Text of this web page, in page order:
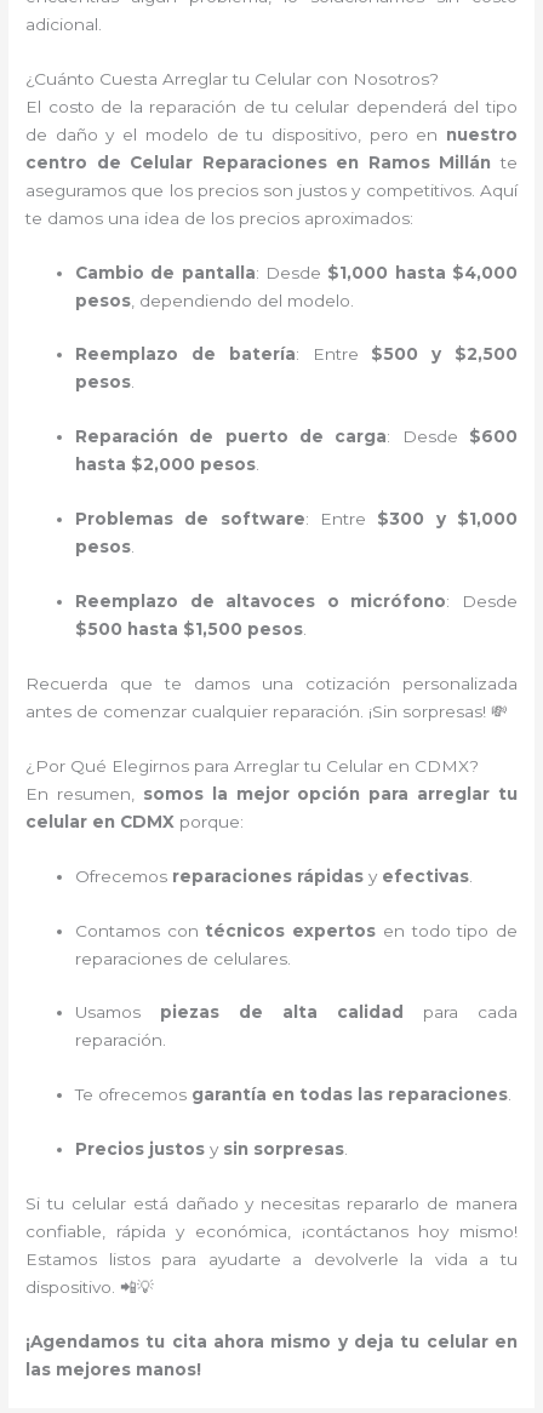
adicional.
¿Cuánto Cuesta Arreglar tu Celular con Nosotros?
El costo de la reparación de tu celular dependerá del tipo
de daño y el modelo de tu dispositivo, pero en nuestro
centro de Celular Reparaciones en Ramos Millán te
aseguramos que los precios son justos y competitivos. Aquí
te damos una idea de los precios aproximados:
Cambio de pantalla: Desde $1,000 hasta $4,000
pesos , dependiendo del modelo.
Reemplazo de batería: Entre $500 y $2,500
pesos.
Reparación de puerto de carga: Desde $600
hasta $2,000 pesos.
Problemas de software: Entre $300 y $1,000
pesos
Reemplazo de altavoces o micrófono: Desde
$500 hasta $1,500 pesos
Recuerda que te damos una cotización personalizada
antes de comenzar cualquier reparación. ¡Sin sorpresas! 💸
¿Por Qué Elegirnos para Arreglar tu Celular en CDMX?
En resumen, somos la mejor opción para arreglar tu
celular en CDMX porque:
Ofrecemos reparaciones rápidas y efectivas
Contamos con técnicos expertos en todo tipo de
reparaciones de celulares.
Usamos piezas de alta calidad
para cada
reparación.
Te ofrecemos garantía en todas las reparaciones.
Precios justos y sin sorpresas
Si tu celular está dañado y necesitas repararlo de manera
confiable, rápida y económica, ¡contáctanos hoy mismo!
Estamos listos para ayudarte a devolverle la vida a tu
dispositivo. 📲💡
¡Agendamos tu cita ahora mismo y deja tu celular en
las mejores manos!